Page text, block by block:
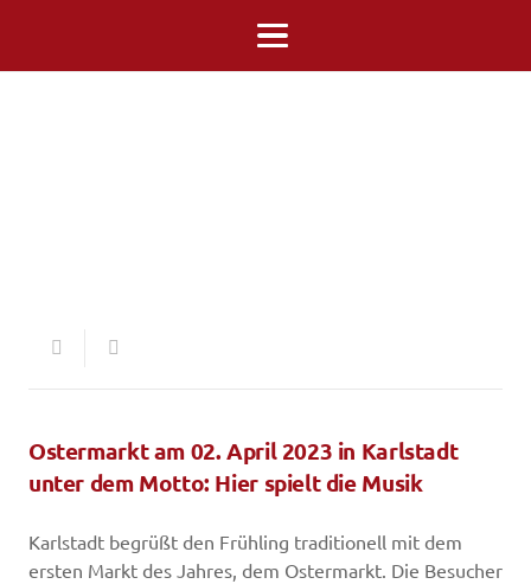
Ostermarkt am 02. April 2023 in Karlstadt
unter dem Motto: Hier spielt die Musik
Karlstadt begrüßt den Frühling traditionell mit dem
ersten Markt des Jahres, dem Ostermarkt. Die Besucher